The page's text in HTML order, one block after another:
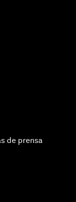
de prensa